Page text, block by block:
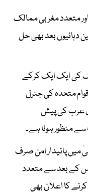
متعدد مغربی ممالک
بعد بھی حل
کی ایک ایک کرکے
متحدہ کی جنرل
سعودی عرب کی پیش
سے منظور ہونا ہے۔
میں پائیدار امن صرف
کے بعد سے متعدد
کا اعلان بھی